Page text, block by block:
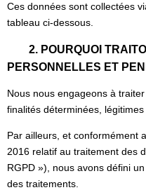
Ces données sont collectées
tableau ci-dessous.
2. POURQUOI
PERSONNELLES ET
Nous nous engageons à
finalités déterminées, légitimes
Par ailleurs, et conformément
2016 relatif au traitement des
RGPD »), nous avons défini
des traitements.